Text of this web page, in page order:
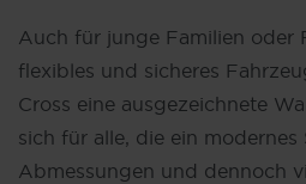
Auch für junge Familien oder
flexibles und sicheres
Cross eine ausgezeichnete
sich für alle, die ein
Abmessungen und dennoch